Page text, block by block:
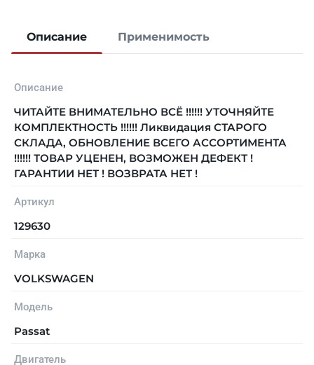
Описание Применимость
Описание
ЧИТАЙТЕ ВНИМАТЕЛЬНО ВСЁ !!!!!! УТОЧНЯЙТЕ
КОМПЛЕКТНОСТЬ !!!!!! Ликвидация СТАРОГО
СКЛАДА, ОБНОВЛЕНИЕ ВСЕГО АССОРТИМЕНТА
!!!!!! ТОВАР УЦЕНЕН, ВОЗМОЖЕН ДЕФЕКТ !
ГАРАНТИИ НЕТ ! ВОЗВРАТА НЕТ !
Артикул
129630
Марка
VOLKSWAGEN
Модель
Passat
Двигатель